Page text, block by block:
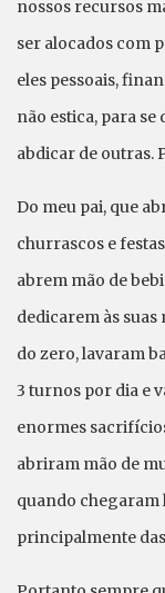
nossos recursos
ser alocados com
eles pessoais,
não estica, para
abdicar de outras.
Do meu pai, que
churrascos e
abrem mão de
dedicarem às
do zero, lavaram
3 turnos por dia e
enormes
abriram mão de
quando chegaram
principalmente